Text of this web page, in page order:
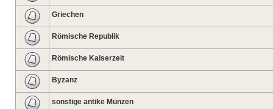
Griechen
Römische Republik
Römische Kaiserzeit
Byzanz
sonstige antike Münzen